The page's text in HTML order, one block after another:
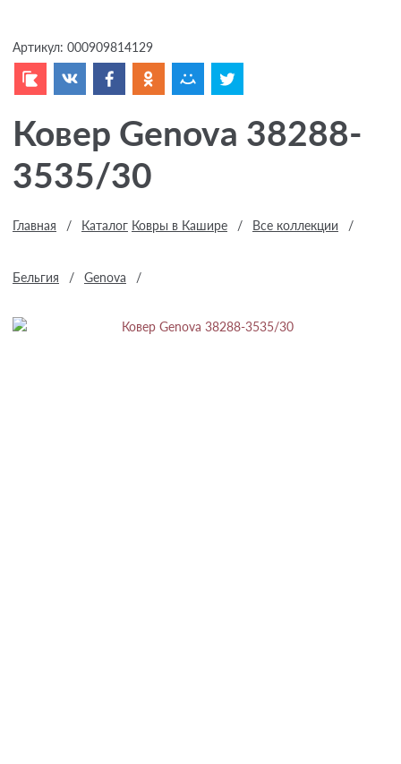
Артикул: 000909814129
Ковер Genova 38288-
3535/30
Главная / Каталог Ковры в Кашире / Все коллекции /
Бельгия / Genova /